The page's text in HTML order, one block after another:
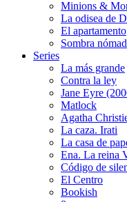
Minions &
La odisea de
El apartamento
Sombra
Series
La más grande
Contra la ley
Jane Eyre
Matlock
Agatha
La caza. Irati
La casa de
Ena. La reina
Código de
El Centro
Bookish